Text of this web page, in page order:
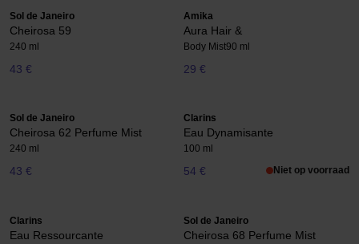
Sol de Janeiro
Cheirosa 59
240 ml
43 €
Amika
Aura Hair &
Body Mist90 ml
29 €
Sol de Janeiro
Cheirosa 62 Perfume Mist
240 ml
43 €
Clarins
Eau Dynamisante
100 ml
54 € Niet op voorraad
Clarins
Eau Ressourcante
Sol de Janeiro
Cheirosa 68 Perfume Mist